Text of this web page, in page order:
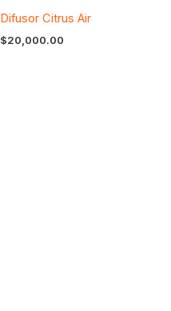
Difusor Citrus Air
$20,000.00